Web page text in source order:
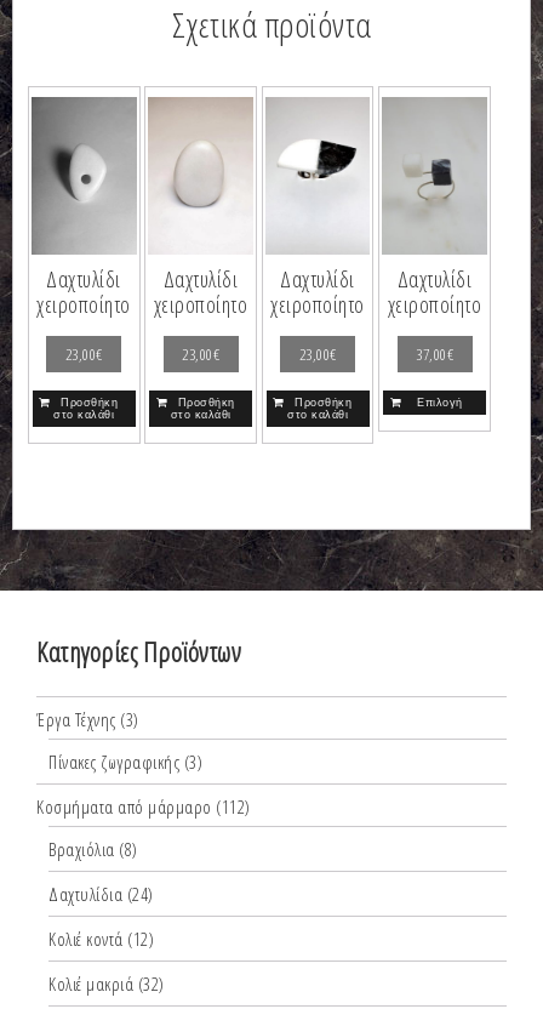
Σχετικά προϊόντα
Δαχτυλίδι
χειροποίητο
23,00€
Προσθήκη
στο καλάθι
Δαχτυλίδι
χειροποίητο
23,00€
Προσθήκη
στο καλάθι
Δαχτυλίδι
χειροποίητο
23,00€
Προσθήκη
στο καλάθι
Δαχτυλίδι
χειροποίητο
37,00€
Επιλογή
Κατηγορίες Προϊόντων
Έργα Τέχνης (3)
Πίνακες ζωγραφικής (3)
Κοσμήματα από μάρμαρο (112)
Βραχιόλια (8)
Δαχτυλίδια (24)
Κολιέ κοντά (12)
Κολιέ μακριά (32)